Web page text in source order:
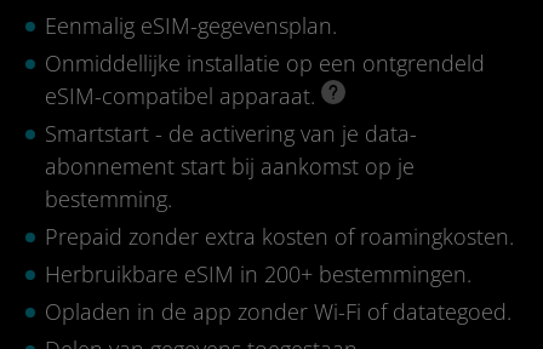
Eenmalig eSIM-gegevensplan.
Onmiddellijke installatie op een ontgrendeld
eSIM-compatibel apparaat.
Smartstart - de activering van je data-
abonnement start bij aankomst op je
bestemming.
Prepaid zonder extra kosten of roamingkosten.
Herbruikbare eSIM in 200+ bestemmingen.
Opladen in de app zonder Wi-Fi of datategoed.